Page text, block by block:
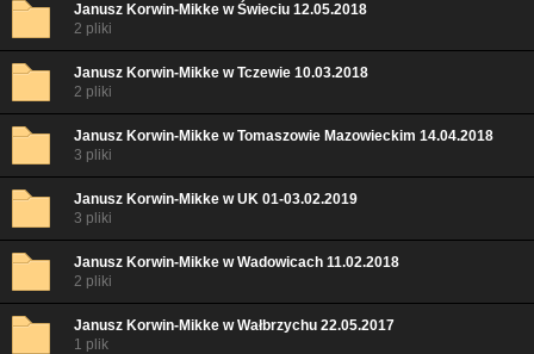
Janusz Korwin-Mikke w Świeciu 12.05.2018
2 pliki
Janusz Korwin-Mikke w Tczewie 10.03.2018
2 pliki
Janusz Korwin-Mikke w Tomaszowie Mazowieckim 14.04.2018
3 pliki
Janusz Korwin-Mikke w UK 01-03.02.2019
3 pliki
Janusz Korwin-Mikke w Wadowicach 11.02.2018
2 pliki
Janusz Korwin-Mikke w Wałbrzychu 22.05.2017
1 plik